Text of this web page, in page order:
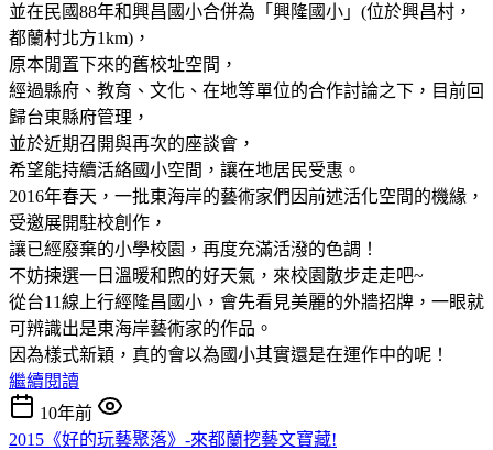
並在民國88年和興昌國小合併為「興隆國小」(位於興昌村，
都蘭村北方1km)，
原本閒置下來的舊校址空間，
經過縣府、教育、文化、在地等單位的合作討論之下，目前回
歸台東縣府管理，
並於近期召開與再次的座談會，
希望能持續活絡國小空間，讓在地居民受惠。
2016年春天，一批東海岸的藝術家們因前述活化空間的機緣，
受邀展開駐校創作，
讓已經廢棄的小學校園，再度充滿活潑的色調！
不妨揀選一日溫暖和煦的好天氣，來校園散步走走吧~
從台11線上行經隆昌國小，會先看見美麗的外牆招牌，一眼就
可辨識出是東海岸藝術家的作品。
因為樣式新穎，真的會以為國小其實還是在運作中的呢！
繼續閱讀
10年前
2015《好的玩藝聚落》-來都蘭挖藝文寶藏!